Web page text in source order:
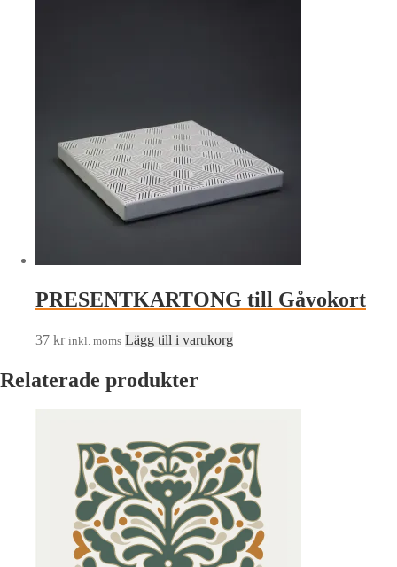
PRESENTKARTONG till Gåvokort
37 kr inkl. moms Lägg till i varukorg
Relaterade produkter